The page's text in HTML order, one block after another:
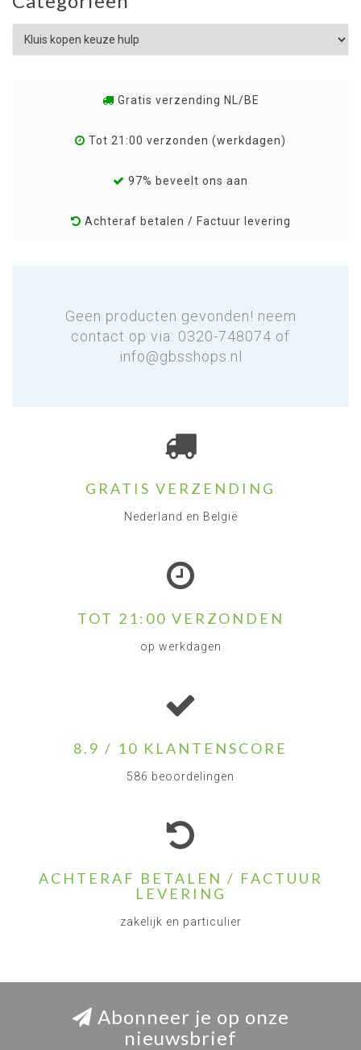
Gratis verzending NL/BE
Tot 21:00 verzonden (werkdagen)
97% beveelt ons aan
Achteraf betalen / Factuur levering
Geen producten gevonden! neem
contact op via: 0320-748074 of
info@gbsshops.nl
GRATIS VERZENDING
Nederland en België
TOT 21:00 VERZONDEN
op werkdagen
8.9 / 10 KLANTENSCORE
586 beoordelingen
ACHTERAF BETALEN / FACTUUR
LEVERING
zakelijk en particulier
Abonneer je op onze
nieuwsbrief